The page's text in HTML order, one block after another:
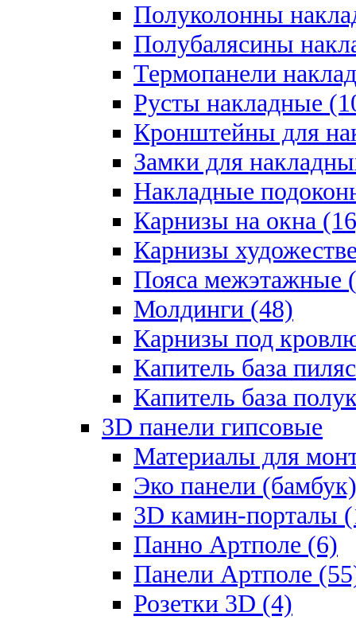
Полуколонны
Полубалясины
Термопанели
Русты накладные
Кронштейны для
Замки для
Накладные
Карнизы на окна
Карнизы
Пояса межэтажные
Молдинги (48)
Карнизы под
Капитель база
Капитель база
3D панели гипсовые
Материалы для
Эко панели
3D камин-порталы
Панно Артполе (6)
Панели Артполе
Розетки 3D (4)